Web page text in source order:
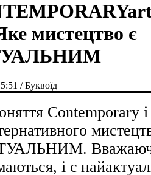
мистецтво є
/ Буквоїд
Contemporary
і є